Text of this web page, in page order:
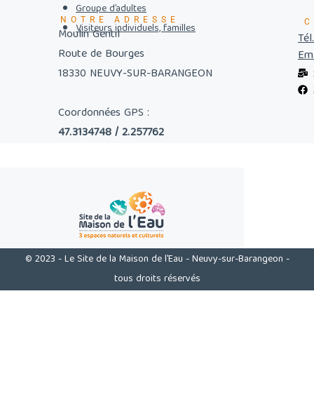
Groupe d’adultes
Visiteurs individuels, familles
NOTRE ADRESSE
Moulin Gentil
Route de Bourges
18330 NEUVY-SUR-BARANGEON
Coordonnées GPS :
47.3134748 / 2.257762
© 2023 - Le Site de la Maison de l'Eau - Neuvy-sur-Barangeon -
tous droits réservés